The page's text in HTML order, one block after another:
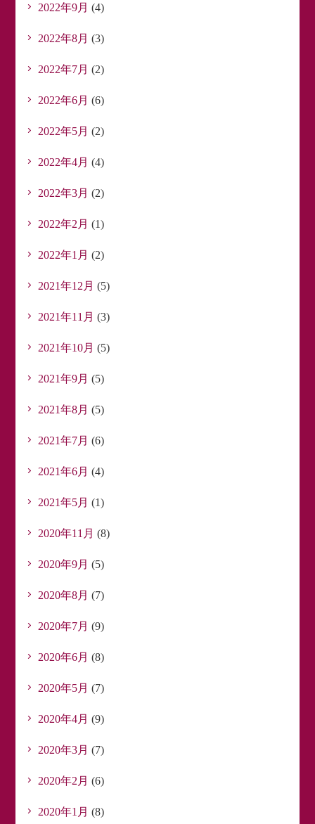
2022年9月 (4)
2022年8月 (3)
2022年7月 (2)
2022年6月 (6)
2022年5月 (2)
2022年4月 (4)
2022年3月 (2)
2022年2月 (1)
2022年1月 (2)
2021年12月 (5)
2021年11月 (3)
2021年10月 (5)
2021年9月 (5)
2021年8月 (5)
2021年7月 (6)
2021年6月 (4)
2021年5月 (1)
2020年11月 (8)
2020年9月 (5)
2020年8月 (7)
2020年7月 (9)
2020年6月 (8)
2020年5月 (7)
2020年4月 (9)
2020年3月 (7)
2020年2月 (6)
2020年1月 (8)